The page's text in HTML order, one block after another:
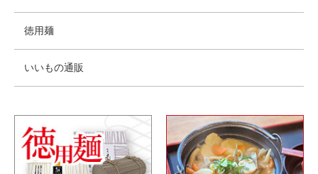
徳用麺
いいもの通販